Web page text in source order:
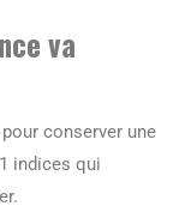
va
conserver une
indices qui